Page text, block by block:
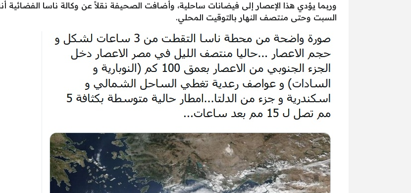
وربما يؤدي هذا الإعصار إلى فيضانات ساحلية، وأضافت الصحيفة نقلاً عن وكالة ناسا الفضائية
السبت وحتى منتصف النهار بالتوقيت المحلي.